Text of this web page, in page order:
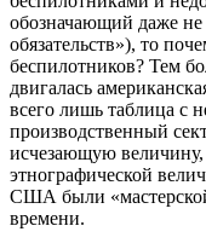
обозначающий даже не
обязательств»), то
беспилотников? Тем
двигалась
всего лишь таблица с
производственный
исчезающую величину,
этнографической
США были
времени.